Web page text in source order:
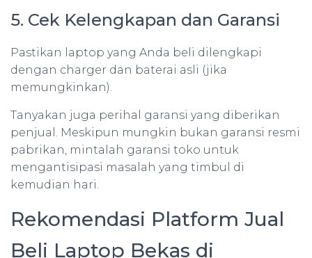
5. Cek Kelengkapan dan Garansi
Pastikan laptop yang Anda beli dilengkapi
dengan charger dan baterai asli (jika
memungkinkan).
Tanyakan juga perihal garansi yang diberikan
penjual. Meskipun mungkin bukan garansi resmi
pabrikan, mintalah garansi toko untuk
mengantisipasi masalah yang timbul di
kemudian hari.
Rekomendasi Platform Jual
Beli Laptop Bekas di